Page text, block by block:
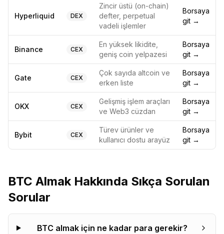
Hyperliquid DEX
Zincir üstü (on-chain)
defter, perpetual
vadeli işlemler
Borsaya
git →
Binance CEX
En yüksek likidite,
geniş coin yelpazesi
Borsaya
git →
Gate CEX
Çok sayıda altcoin ve
erken liste
Borsaya
git →
OKX CEX
Gelişmiş işlem araçları
ve Web3 cüzdan
Borsaya
git →
Bybit CEX
Türev ürünler ve
kullanıcı dostu arayüz
Borsaya
git →
BTC Almak Hakkında Sıkça Sorulan
Sorular
BTC almak için ne kadar para gerekir?